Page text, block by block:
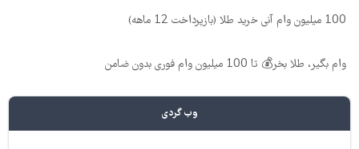
100 میلیون وام آنی خرید طلا (بازپرداخت 12 ماهه)
وام بگیر، طلا بخر💰 تا 100 میلیون وام فوری بدون ضامن
وب گردی